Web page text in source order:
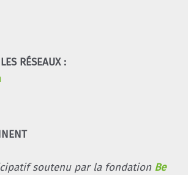
RÉSEAUX :
soutenu par la fondation Be